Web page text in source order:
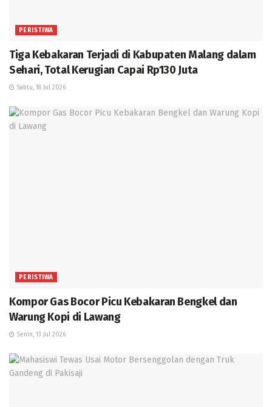
PERISTIWA
Tiga Kebakaran Terjadi di Kabupaten Malang dalam
Sehari, Total Kerugian Capai Rp130 Juta
Sabtu, 18 Jul 2026
PERISTIWA
Kompor Gas Bocor Picu Kebakaran Bengkel dan
Warung Kopi di Lawang
Senin, 13 Jul 2026